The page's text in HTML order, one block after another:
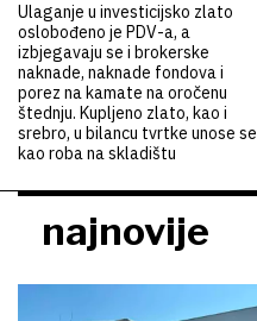
Ulaganje u investicijsko zlato
oslobođeno je PDV-a, a
izbjegavaju se i brokerske
naknade, naknade fondova i
porez na kamate na oročenu
štednju. Kupljeno zlato, kao i
srebro, u bilancu tvrtke unose se
kao roba na skladištu
najnovije